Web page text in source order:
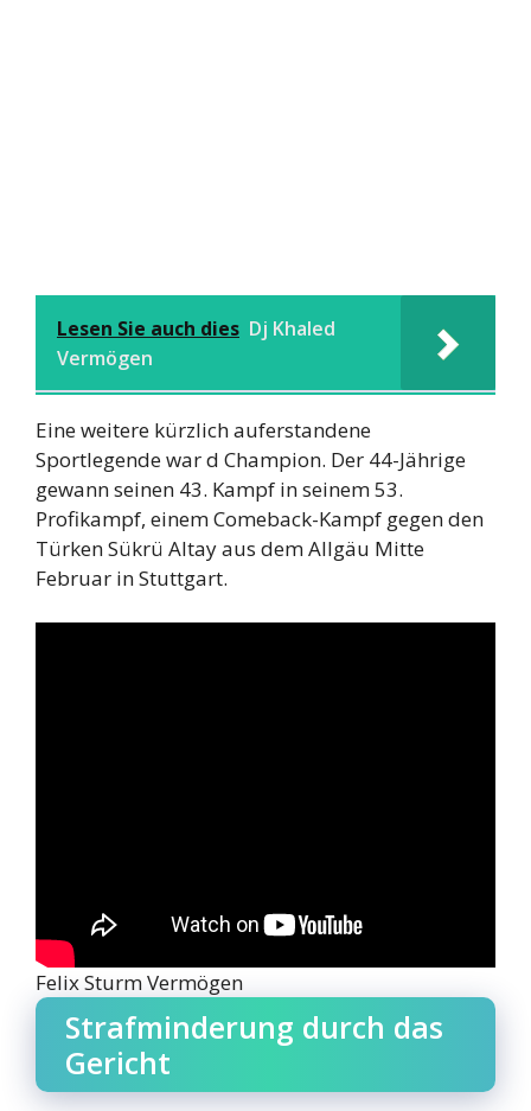
Lesen Sie auch dies Dj Khaled
Vermögen
Eine weitere kürzlich auferstandene
Sportlegende war d Champion. Der 44-Jährige
gewann seinen 43. Kampf in seinem 53.
Profikampf, einem Comeback-Kampf gegen den
Türken Sükrü Altay aus dem Allgäu Mitte
Februar in Stuttgart.
Felix Sturm Vermögen
Strafminderung durch das
Gericht